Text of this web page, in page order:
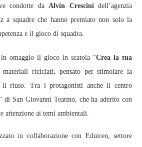
condotte da Alvin Crescini dell’agenzia
a squadre che hanno premiato non solo la
e il gioco di squadra.
omaggio il gioco in scatola “Crea la tua
materiali riciclati, pensato per stimolare la
il riuso. Tra i protagonisti anche il centro
di San Giovanni Teatino, che ha aderito con
attenzione ai temi ambientali.
in collaborazione con Eduiren, settore